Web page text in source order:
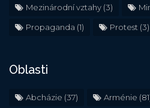
Mezinárodní vztahy (3)
Propaganda (1) Protest (3)
Oblasti
Abcházie (37) Arménie